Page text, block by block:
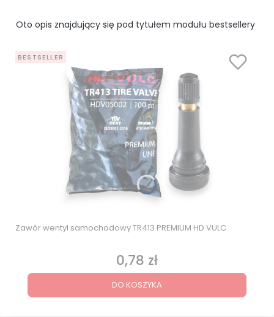
Oto opis znajdujący się pod tytułem modułu bestsellery
BESTSELLER
Zawór wentyl samochodowy TR413 PREMIUM HD VULC
Cena
0,78 zł
DO KOSZYKA